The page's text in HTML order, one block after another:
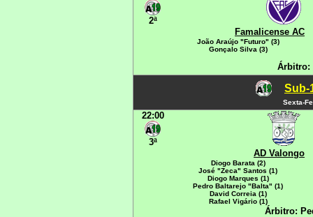
2ª
Famalicense AC
João Araújo "Futuro" (3)
Gonçalo Silva (3)
Árbitro:
Sub-
Sexta-
22:00
3ª
AD Valongo
Diogo Barata (2)
José "Zeca" Santos (1)
Diogo Marques (1)
Pedro Baltarejo "Balta" (1)
David Correia (1)
Rafael Vigário (1)
Árbitro: